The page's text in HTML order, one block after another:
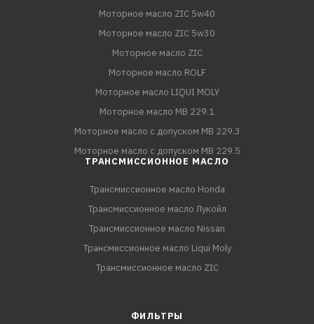
Моторное масло ZIC 5w40
Моторное масло ZIC 5w30
Моторное масло ZIC
Моторное масло ROLF
Моторное масло LIQUI MOLY
Моторное масло MB 229.1
Моторное масло с допуском MB 229.3
Моторное масло с допуском MB 229.5
ТРАНСМИССИОННОЕ МАСЛО
Трансмиссионное масло Honda
Трансмиссионное масло Лукойл
Трансмиссионное масло Nissan
Трансмиссионное масло Liqui Moly
Трансмиссионное масло ZIC
ФИЛЬТРЫ